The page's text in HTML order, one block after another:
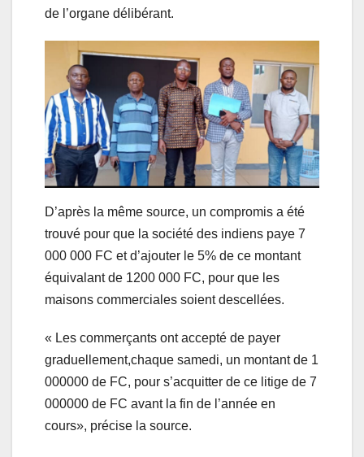
de l’organe délibérant.
D’après la même source, un compromis a été
trouvé pour que la société des indiens paye 7
000 000 FC et d’ajouter le 5% de ce montant
équivalant de 1200 000 FC, pour que les
maisons commerciales soient descellées.
« Les commerçants ont accepté de payer
graduellement,chaque samedi, un montant de 1
000000 de FC, pour s’acquitter de ce litige de 7
000000 de FC avant la fin de l’année en
cours», précise la source.